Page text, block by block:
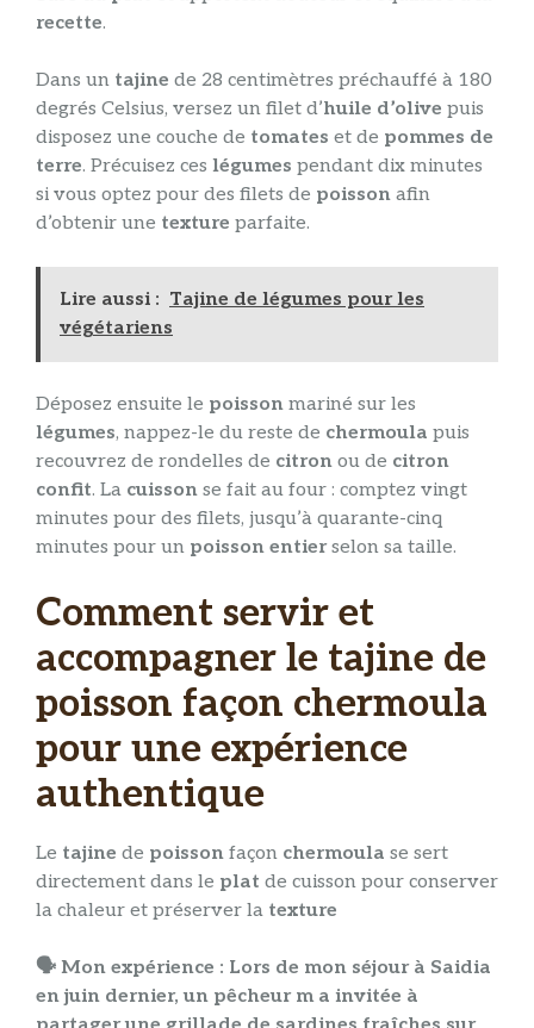
recette.
Dans un tajine de 28 centimètres préchauffé à 180
degrés Celsius, versez un filet d’huile d’olive puis
disposez une couche de tomates et de pommes de
terre. Précuisez ces légumes pendant dix minutes
si vous optez pour des filets de poisson afin
d’obtenir une texture parfaite.
Lire aussi : Tajine de légumes pour les
végétariens
Déposez ensuite le poisson mariné sur les
légumes, nappez-le du reste de chermoula puis
recouvrez de rondelles de citron ou de citron
confit. La cuisson se fait au four : comptez vingt
minutes pour des filets, jusqu’à quarante-cinq
minutes pour un poisson entierselon sa taille.
Comment servir et
accompagner le tajine de
poisson façon chermoula
pour une expérience
authentique
Le tajine de poisson façon chermoula se sert
directement dans le plat de cuisson pour conserver
la chaleur et préserver la texture
🗣️ Mon expérience : Lors de mon séjour à Saidia
en juin dernier, un pêcheur m a invitée à